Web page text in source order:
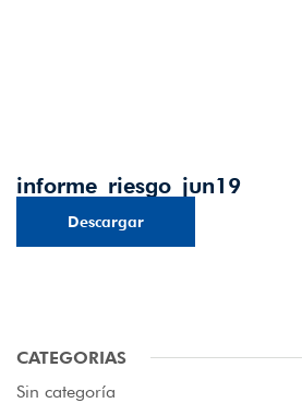
informe_riesgo_jun19
Descargar
CATEGORIAS
Sin categoría